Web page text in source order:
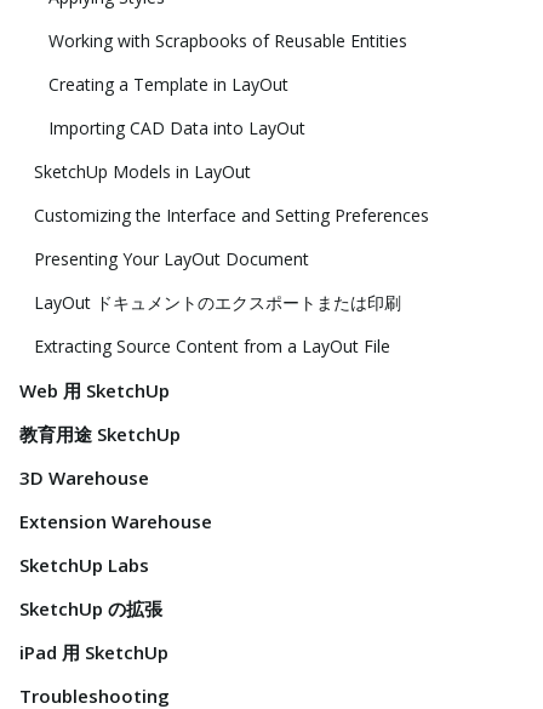
Working with Scrapbooks of Reusable Entities
Creating a Template in LayOut
Importing CAD Data into LayOut
SketchUp Models in LayOut
Customizing the Interface and Setting Preferences
Presenting Your LayOut Document
LayOut ドキュメントのエクスポートまたは印刷
Extracting Source Content from a LayOut File
Web 用 SketchUp
教育用途 SketchUp
3D Warehouse
Extension Warehouse
SketchUp Labs
SketchUp の拡張
iPad 用 SketchUp
Troubleshooting